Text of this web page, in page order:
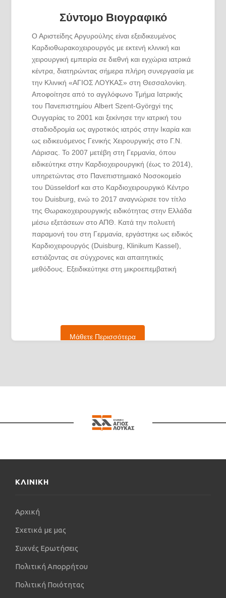
Σύντομο Βιογραφικό
Ο Αριστείδης Αργυρούλης είναι εξειδικευμένος
Καρδιοθωρακοχειρουργός με εκτενή κλινική και
χειρουργική εμπειρία σε διεθνή και εγχώρια ιατρικά
κέντρα, διατηρώντας σήμερα πλήρη συνεργασία με
την Κλινική «ΑΓΙΟΣ ΛΟΥΚΑΣ» στη Θεσσαλονίκη.
Αποφοίτησε από το αγγλόφωνο Τμήμα Ιατρικής
του Πανεπιστημίου Albert Szent-Györgyi της
Ουγγαρίας το 2001 και ξεκίνησε την ιατρική του
σταδιοδρομία ως αγροτικός ιατρός στην Ικαρία και
ως ειδικευόμενος Γενικής Χειρουργικής στο Γ.Ν.
Λάρισας. Το 2007 μετέβη στη Γερμανία, όπου
ειδικεύτηκε στην Καρδιοχειρουργική (έως το 2014),
υπηρετώντας στο Πανεπιστημιακό Νοσοκομείο
του Düsseldorf και στο Καρδιοχειρουργικό Κέντρο
του Duisburg, ενώ το 2017 αναγνώρισε τον τίτλο
της Θωρακοχειρουργικής ειδικότητας στην Ελλάδα
μέσω εξετάσεων στο ΑΠΘ. Κατά την πολυετή
παραμονή του στη Γερμανία, εργάστηκε ως ειδικός
Καρδιοχειρουργός (Duisburg, Klinikum Kassel),
εστιάζοντας σε σύγχρονες και απαιτητικές
μεθόδους. Εξειδικεύτηκε στη μικροεπεμβατική
Επιπλέον, υπήρξε ενεργό μέλος ομάδων
διαδερμικής εμφύτευσης καρδιακών βαλβίδων
υποβοήθησης (LVAD/RVAD). Επιστρέφοντας στην
δυναμικό της Κλινικής «ΑΓΙΟΣ ΛΟΥΚΑΣ». Πέρα
από το κλινικό του έργο, διακρίνεται και για την
τη γνωστική του βάση, κατέχοντας ήδη δύο
«Διοίκηση και Οργάνωση Υπηρεσιών Υγείας»), ενώ
βρίσκεται στο στάδιο ολοκλήρωσης του
μεταπτυχιακού προγράμματος του ΕΚΠΑ με
αντικείμενο «Αιμορραγία - Θρόμβωση - Ιατρική των
Μάθετε Περισσότερα
ΚΛΙΝΙΚΗ
Αρχική
Σχετικά με μας
Συχνές Ερωτήσεις
Πολιτική Απορρήτου
Πολιτική Ποιότητας